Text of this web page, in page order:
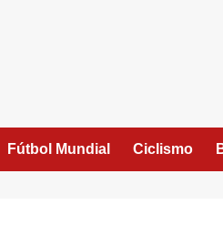
Fútbol Mundial Ciclismo